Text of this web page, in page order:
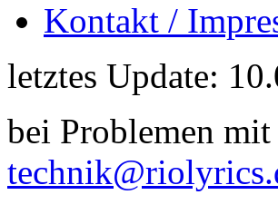
Kontakt /
letztes Update:
bei Problemen